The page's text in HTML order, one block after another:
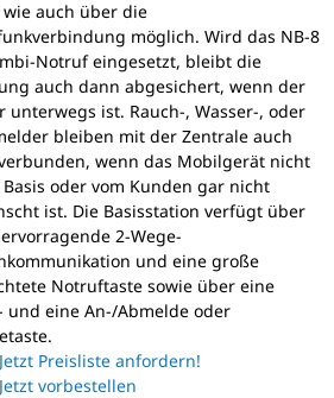
wie auch über die
möglich. Wird das NB-8
Notruf eingesetzt, bleibt die
auch dann abgesichert, wenn der
unterwegs ist. Rauch-, Wasser-, oder
bleiben mit der Zentrale auch
wenn das Mobilgerät nicht
oder vom Kunden gar nicht
ist. Die Basisstation verfügt über
2-Wege-
und eine große
Notruftaste sowie über eine
und eine An-/Abmelde oder
Jetzt Preisliste anfordern!
Jetzt vorbestellen